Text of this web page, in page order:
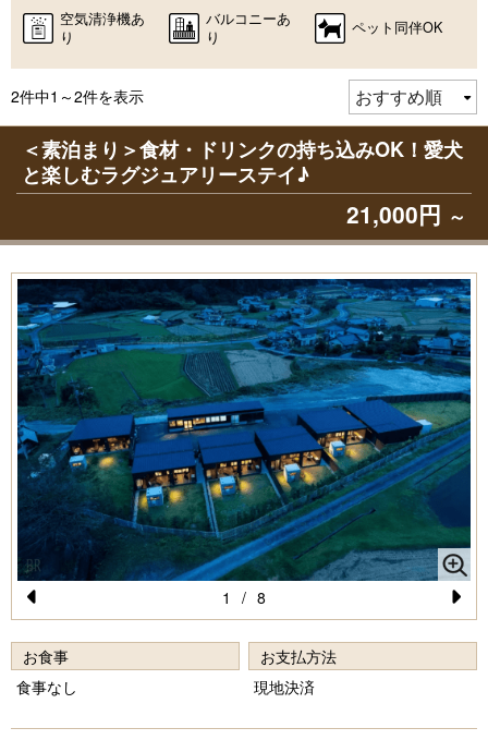
空気清浄機あ
り
バルコニーあ
り
ペット同伴OK
2件中1～2件を表示
＜素泊まり＞食材・ドリンクの持ち込みOK！愛犬
と楽しむラグジュアリーステイ♪
21,000円 ～
Pr
e
vi
o
N
1 / 8
お食事
食事なし
お支払方法
現地決済